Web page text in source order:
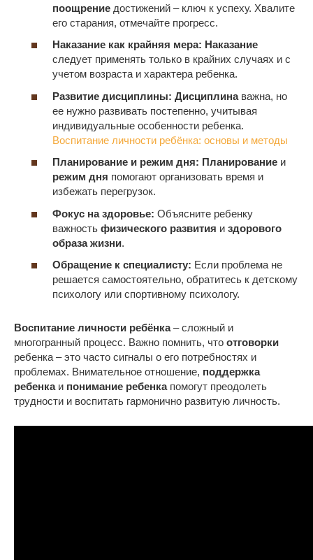
поощрение достижений – ключ к успеху. Хвалите
его старания, отмечайте прогресс.
Наказание как крайняя мера: Наказание
следует применять только в крайних случаях и с
учетом возраста и характера ребенка.
Развитие дисциплины: Дисциплинаважна, но
ее нужно развивать постепенно, учитывая
индивидуальные особенности ребенка.
Воспитание личности ребёнка: основы и методы
Планирование и режим дня: Планирование и
режим дня помогают организовать время и
избежать перегрузок.
Фокус на здоровье: Объясните ребенку
важность физического развития и здорового
образа жизни.
Обращение к специалисту: Если проблема не
решается самостоятельно, обратитесь к детскому
психологу или спортивному психологу.
Воспитание личности ребёнка– сложный и
многогранный процесс. Важно помнить, что отговорки
ребенка – это часто сигналы о его потребностях и
проблемах. Внимательное отношение, поддержка
ребенкаи понимание ребенкапомогут преодолеть
трудности и воспитать гармонично развитую личность.